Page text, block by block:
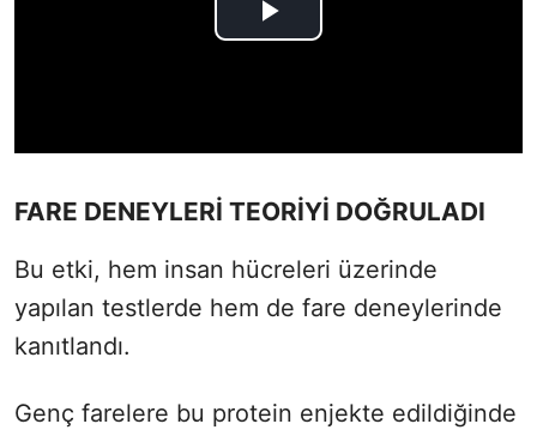
FARE DENEYLERİ TEORİYİ DOĞRULADI
Bu etki, hem insan hücreleri üzerinde
yapılan testlerde hem de fare deneylerinde
kanıtlandı.
Genç farelere bu protein enjekte edildiğinde